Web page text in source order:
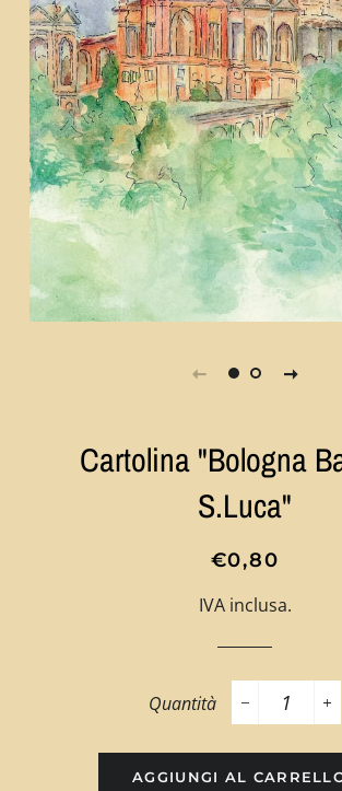
Cartolina "Bologna
S.Luca"
Prezzo
listino
Prezzo
€0,80
IVA inclusa.
Quantità
−
+
AGGIUNGI AL